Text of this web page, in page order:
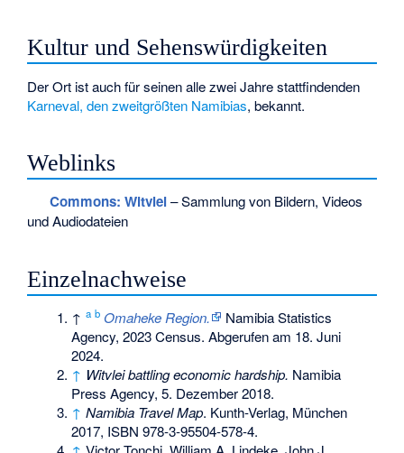
Kultur und Sehenswürdigkeiten
Der Ort ist auch für seinen alle zwei Jahre stattfindenden
Karneval, den zweitgrößten Namibias, bekannt.
Weblinks
Commons: Witvlei– Sammlung von Bildern, Videos
und Audiodateien
Einzelnachweise
↑a b Omaheke Region.
Namibia Statistics
Agency, 2023 Census. Abgerufen am 18. Juni
2024.
↑ Witvlei battling economic hardship. Namibia
Press Agency, 5. Dezember 2018.
↑ Namibia Travel Map. Kunth-Verlag, München
2017, ISBN 978-3-95504-578-4.